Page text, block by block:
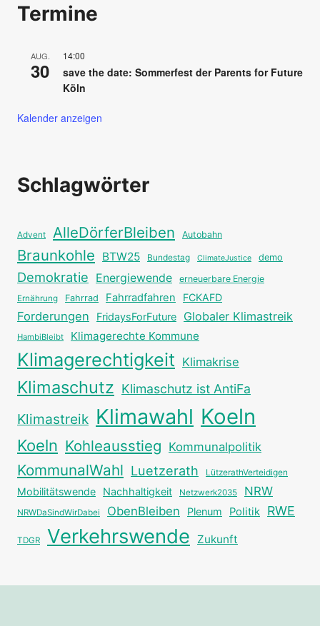
Termine
AUG.
30
14:00
save the date: Sommerfest der Parents for Future
Köln
Kalender anzeigen
Schlagwörter
Advent AlleDörferBleiben Autobahn
Braunkohle BTW25 Bundestag ClimateJustice demo
Demokratie Energiewende erneuerbare Energie
Ernährung Fahrrad Fahrradfahren FCKAFD
Forderungen FridaysForFuture Globaler Klimastreik
HambiBleibt Klimagerechte Kommune
Klimagerechtigkeit Klimakrise
Klimaschutz Klimaschutz ist AntiFa
Klimastreik Klimawahl Koeln
Koeln Kohleausstieg Kommunalpolitik
KommunalWahl Luetzerath LützerathVerteidigen
Mobilitätswende Nachhaltigkeit Netzwerk2035 NRW
NRWDaSindWirDabei ObenBleiben Plenum Politik RWE
TDGR Verkehrswende Zukunft